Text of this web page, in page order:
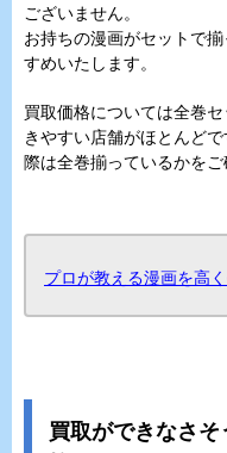
ございません。
お持ちの漫画がセットで
すめいたします。
買取価格については全巻
きやすい店舗がほとんど
際は全巻揃っているかを
プロが教える漫画を高
買取ができなさ